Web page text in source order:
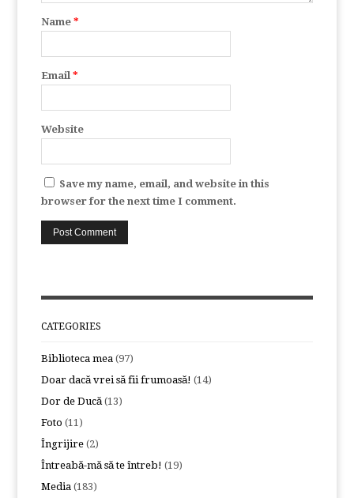
Name*
Email*
Website
Save my name, email, and website in this
browser for the next time I comment.
CATEGORIES
Biblioteca mea (97)
Doar dacă vrei să fii frumoasă! (14)
Dor de Ducă(13)
Foto (11)
Îngrijire (2)
Întreabă-mă să te întreb! (19)
Media (183)